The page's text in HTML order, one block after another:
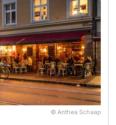
© Anthea Schaap